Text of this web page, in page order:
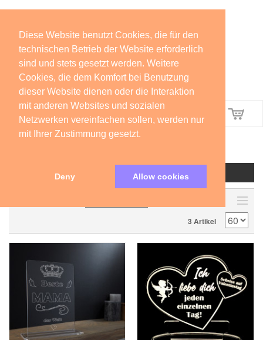
Diese Website benutzt Cookies, die für den
technischen Betrieb der Website erforderlich
sind und stets gesetzt werden. Weitere
Cookies, die dem Komfort bei Benutzung
dieser Website dienen oder die Interaktion
mit anderen Websites und sozialen
Netzwerken vereinfachen sollen, werden nur
mit Ihrer Zustimmung gesetzt.
Deny Allow cookies
AUFSTELLER/NACHTLICHTER
3 Artikel